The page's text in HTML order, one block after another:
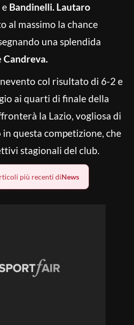
e Bandinelli. Lautaro
al massimo la chance
una splendida
Candreva.
col risultato di 6-2 e
ai quarti di finale della
la Lazio, vogliosa di
questa competizione, che
stagionali del club.
più recenti diNews